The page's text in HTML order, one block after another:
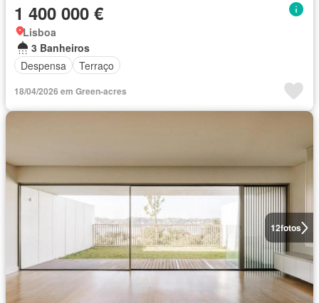
1 400 000 €
Lisboa
3 Banheiros
Despensa
Terraço
18/04/2026 em Green-acres
12fotos